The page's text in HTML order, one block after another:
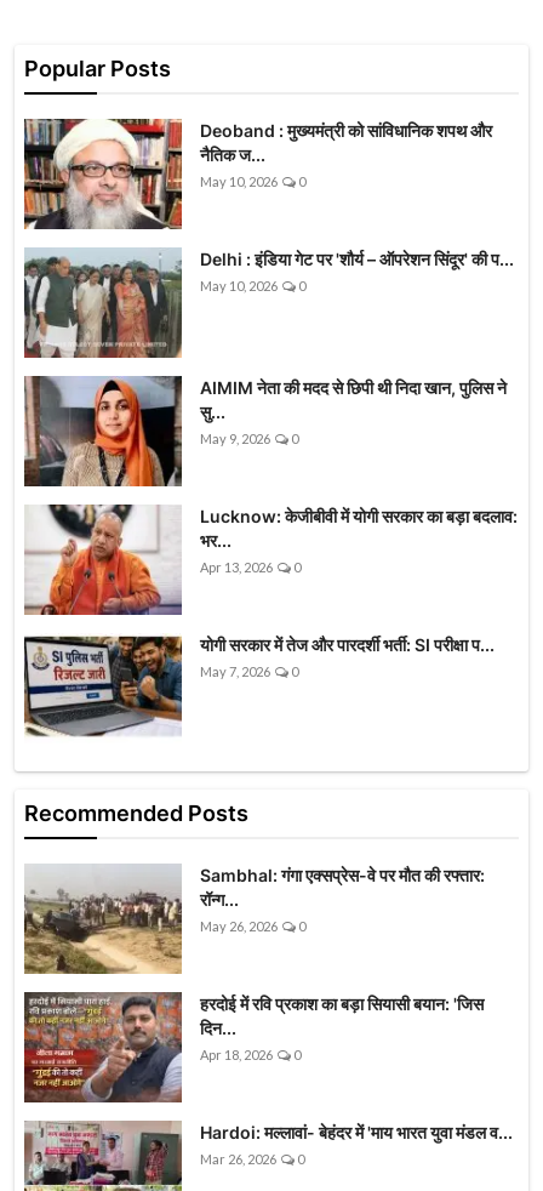
Popular Posts
Deoband : मुख्यमंत्री को सांविधानिक शपथ और
नैतिक ज...
May 10, 2026 0
Delhi : इंडिया गेट पर 'शौर्य – ऑपरेशन सिंदूर' की प...
May 10, 2026 0
AIMIM नेता की मदद से छिपी थी निदा खान, पुलिस ने
सु...
May 9, 2026 0
Lucknow: केजीबीवी में योगी सरकार का बड़ा बदलाव:
भर...
Apr 13, 2026 0
योगी सरकार में तेज और पारदर्शी भर्ती: SI परीक्षा प...
May 7, 2026 0
Recommended Posts
Sambhal: गंगा एक्सप्रेस-वे पर मौत की रफ्तार:
रॉन्ग...
May 26, 2026 0
हरदोई में रवि प्रकाश का बड़ा सियासी बयान: 'जिस
दिन...
Apr 18, 2026 0
Hardoi: मल्लावां- बेहंदर में 'माय भारत युवा मंडल व...
Mar 26, 2026 0